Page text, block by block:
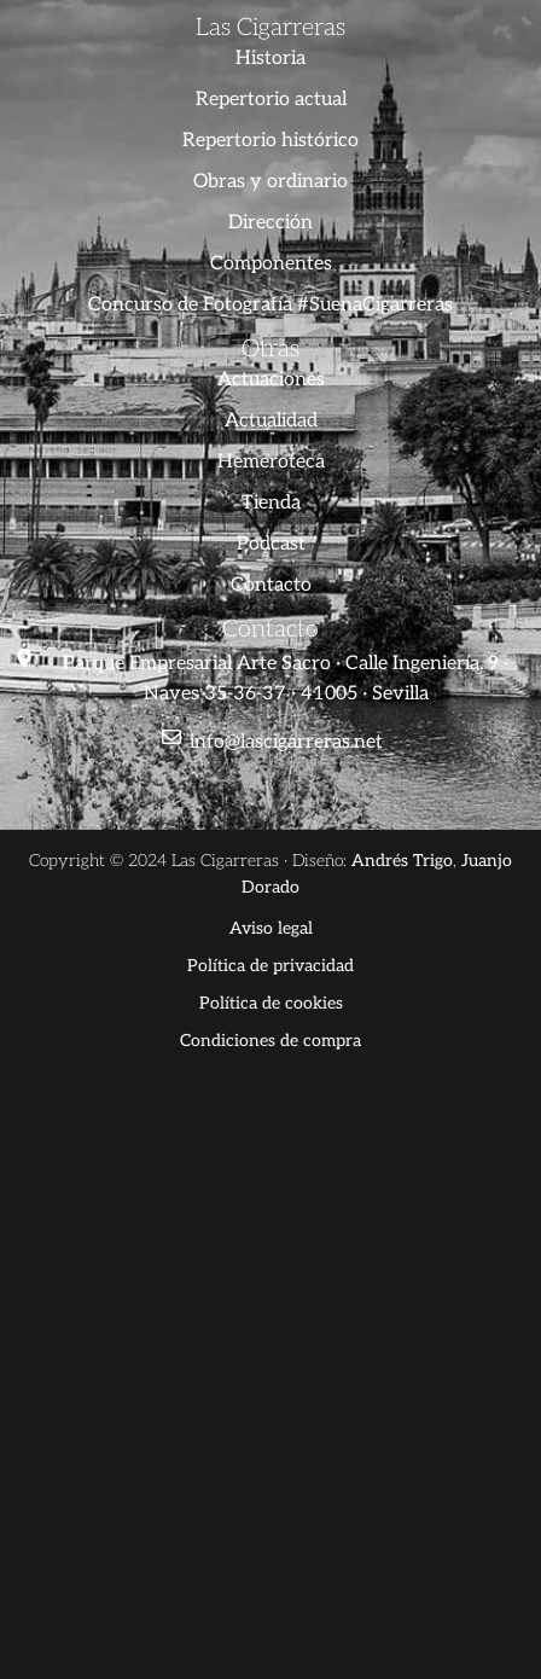
Las Cigarreras
Historia
Repertorio actual
Repertorio histórico
Obras y ordinario
Dirección
Componentes
Concurso de Fotografía #SuenaCigarreras
Otras
Actuaciones
Actualidad
Hemeroteca
Tienda
Podcast
Contacto
Contacto
Parque Empresarial Arte Sacro · Calle Ingeniería, 9 ·
Naves 35-36-37 · 41005 · Sevilla
info@lascigarreras.net
Copyright © 2024 Las Cigarreras · Diseño: Andrés Trigo, Juanjo
Dorado
Aviso legal
Política de privacidad
Política de cookies
Condiciones de compra